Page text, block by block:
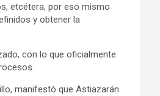
etcétera, por eso mismo
y obtener la
con lo que oficialmente
manifestó que Astiazarán